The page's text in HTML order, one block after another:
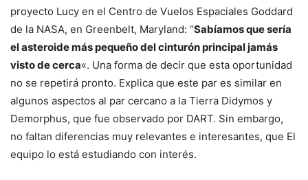
proyecto Lucy en el Centro de Vuelos Espaciales Goddard
de la NASA, en Greenbelt, Maryland: “Sabíamos que sería
el asteroide más pequeño del cinturón principal jamás
visto de cerca«. Una forma de decir que esta oportunidad
no se repetirá pronto. Explica que este par es similar en
algunos aspectos al par cercano a la Tierra Didymos y
Demorphus, que fue observado por DART. Sin embargo,
no faltan diferencias muy relevantes e interesantes, que El
equipo lo está estudiando con interés.